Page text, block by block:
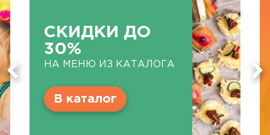
СКИДКИ ДО
30%
НА МЕНЮ ИЗ КАТАЛОГА
В каталог